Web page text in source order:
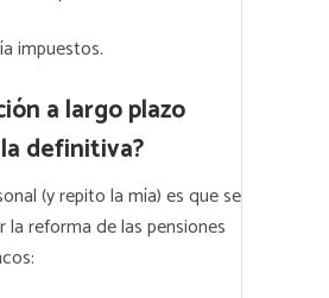
impuestos.
a largo plazo
definitiva?
(y repito la mía) es que se
reforma de las pensiones